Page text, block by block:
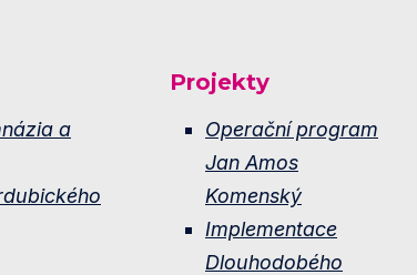
a
Projekty
Operační program
Jan Amos
Komenský
Implementace
Dlouhodobého